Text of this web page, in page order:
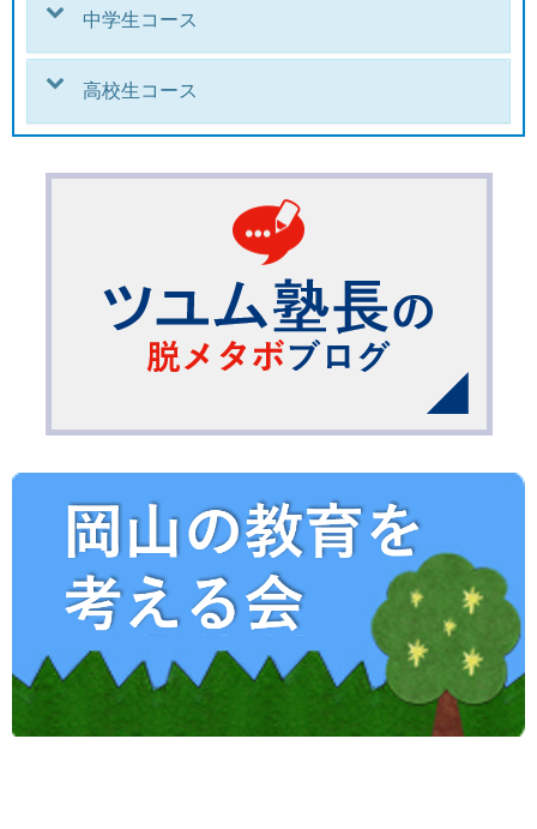
中学生コース
高校生コース